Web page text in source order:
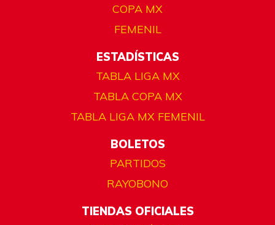
COPA MX
FEMENIL
ESTADÍSTICAS
TABLA LIGA MX
TABLA COPA MX
TABLA LIGA MX FEMENIL
BOLETOS
PARTIDOS
RAYOBONO
TIENDAS OFICIALES